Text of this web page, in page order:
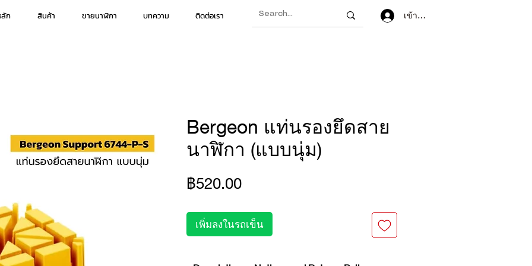
ก สินค้า ขายนาฬิกา บทความ ติดต่อเรา เข้าสู่ระบบ
Bergeon แท่นรองยึดสาย
นาฬิกา (แบบนุ่ม)
฿520.00ราคา
เพิ่มลงในรถเข็น